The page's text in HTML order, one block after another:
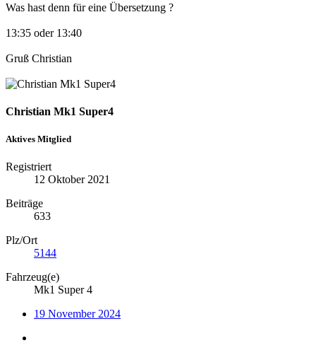
Was hast denn für eine Übersetzung ?
13:35 oder 13:40
Gruß Christian
Christian Mk1 Super4
Aktives Mitglied
Registriert
12 Oktober 2021
Beiträge
633
Plz/Ort
5144
Fahrzeug(e)
Mk1 Super 4
19 November 2024